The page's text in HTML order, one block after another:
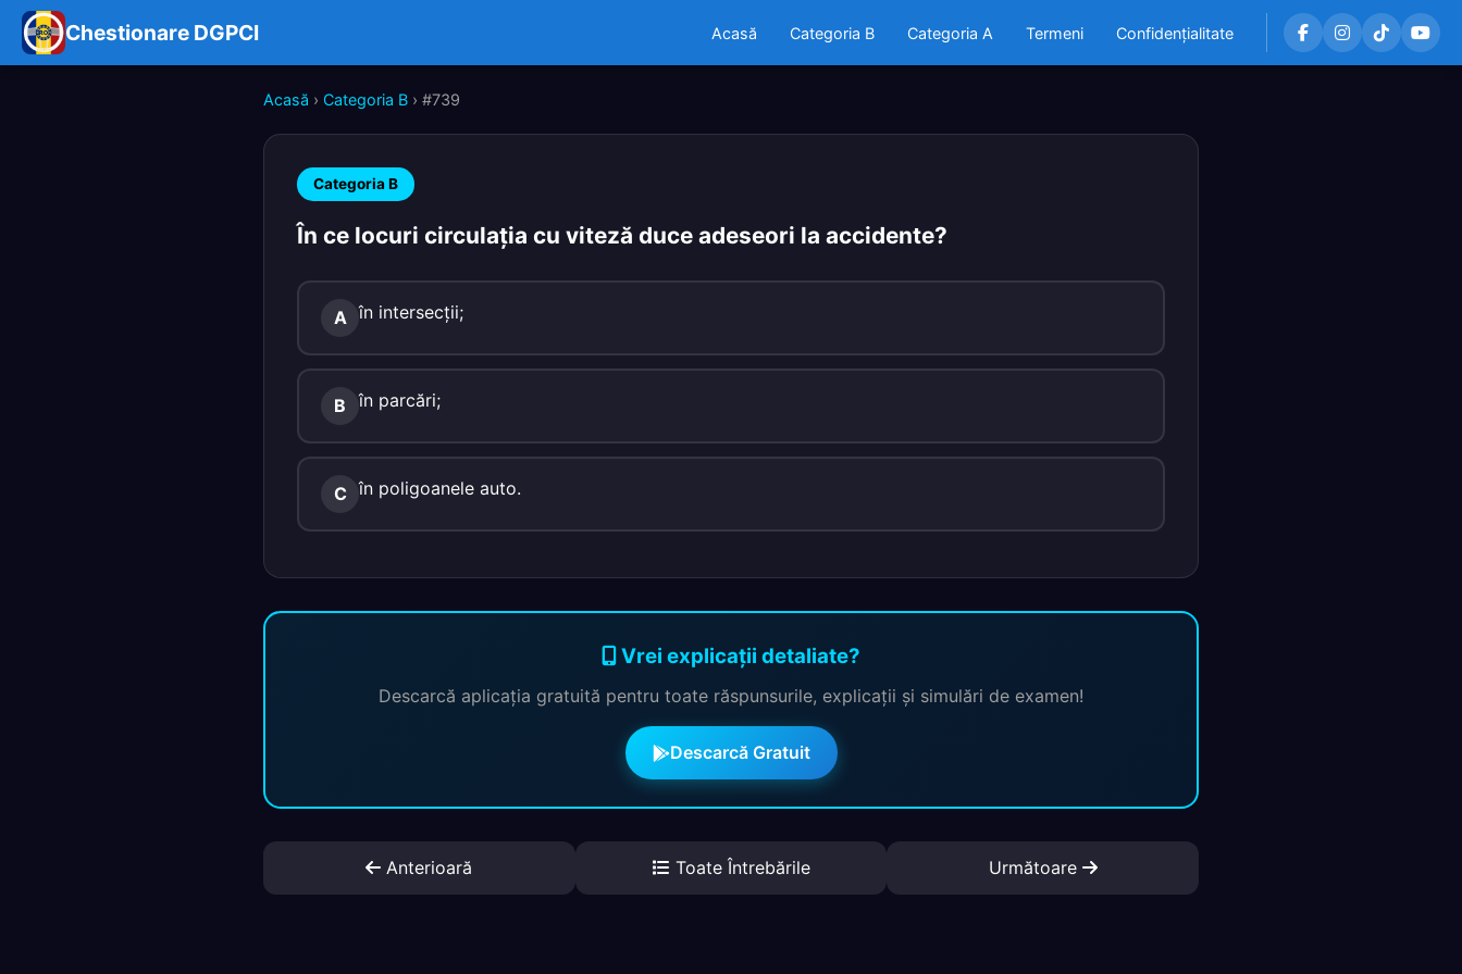
Chestionare DGPCI Acasă Categoria B Categoria A Termeni Confidențialitate
Acasă › Categoria B › #739
Categoria B
În ce locuri circulaţia cu viteză duce adeseori la accidente?
A în intersecţii;
B în parcări;
C în poligoanele auto.
Vrei explicații detaliate?
Descarcă aplicația gratuită pentru toate răspunsurile, explicații și simulări de examen!
Descarcă Gratuit
Anterioară Toate Întrebările Următoare